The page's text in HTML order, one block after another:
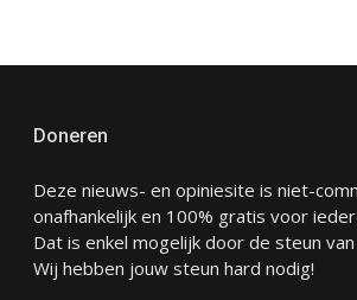
Doneren
Deze nieuws- en opiniesite is niet-
onafhankelijk en 100% gratis voor
Dat is enkel mogelijk door de steun
Wij hebben jouw steun hard nodig!